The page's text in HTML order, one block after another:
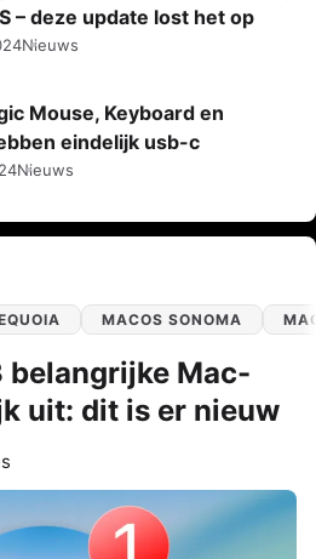
– deze update lost het op
Nieuws
Mouse, Keyboard en
eindelijk usb-c
Nieuws
MACOS SONOMA
belangrijke Mac-
uit: dit is er nieuw